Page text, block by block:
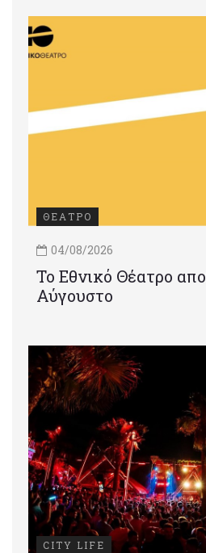
ΘΕΑΤΡΟ
04/08/2026
Το Εθνικό Θέατρο
Αύγουστο
CITY LIFE